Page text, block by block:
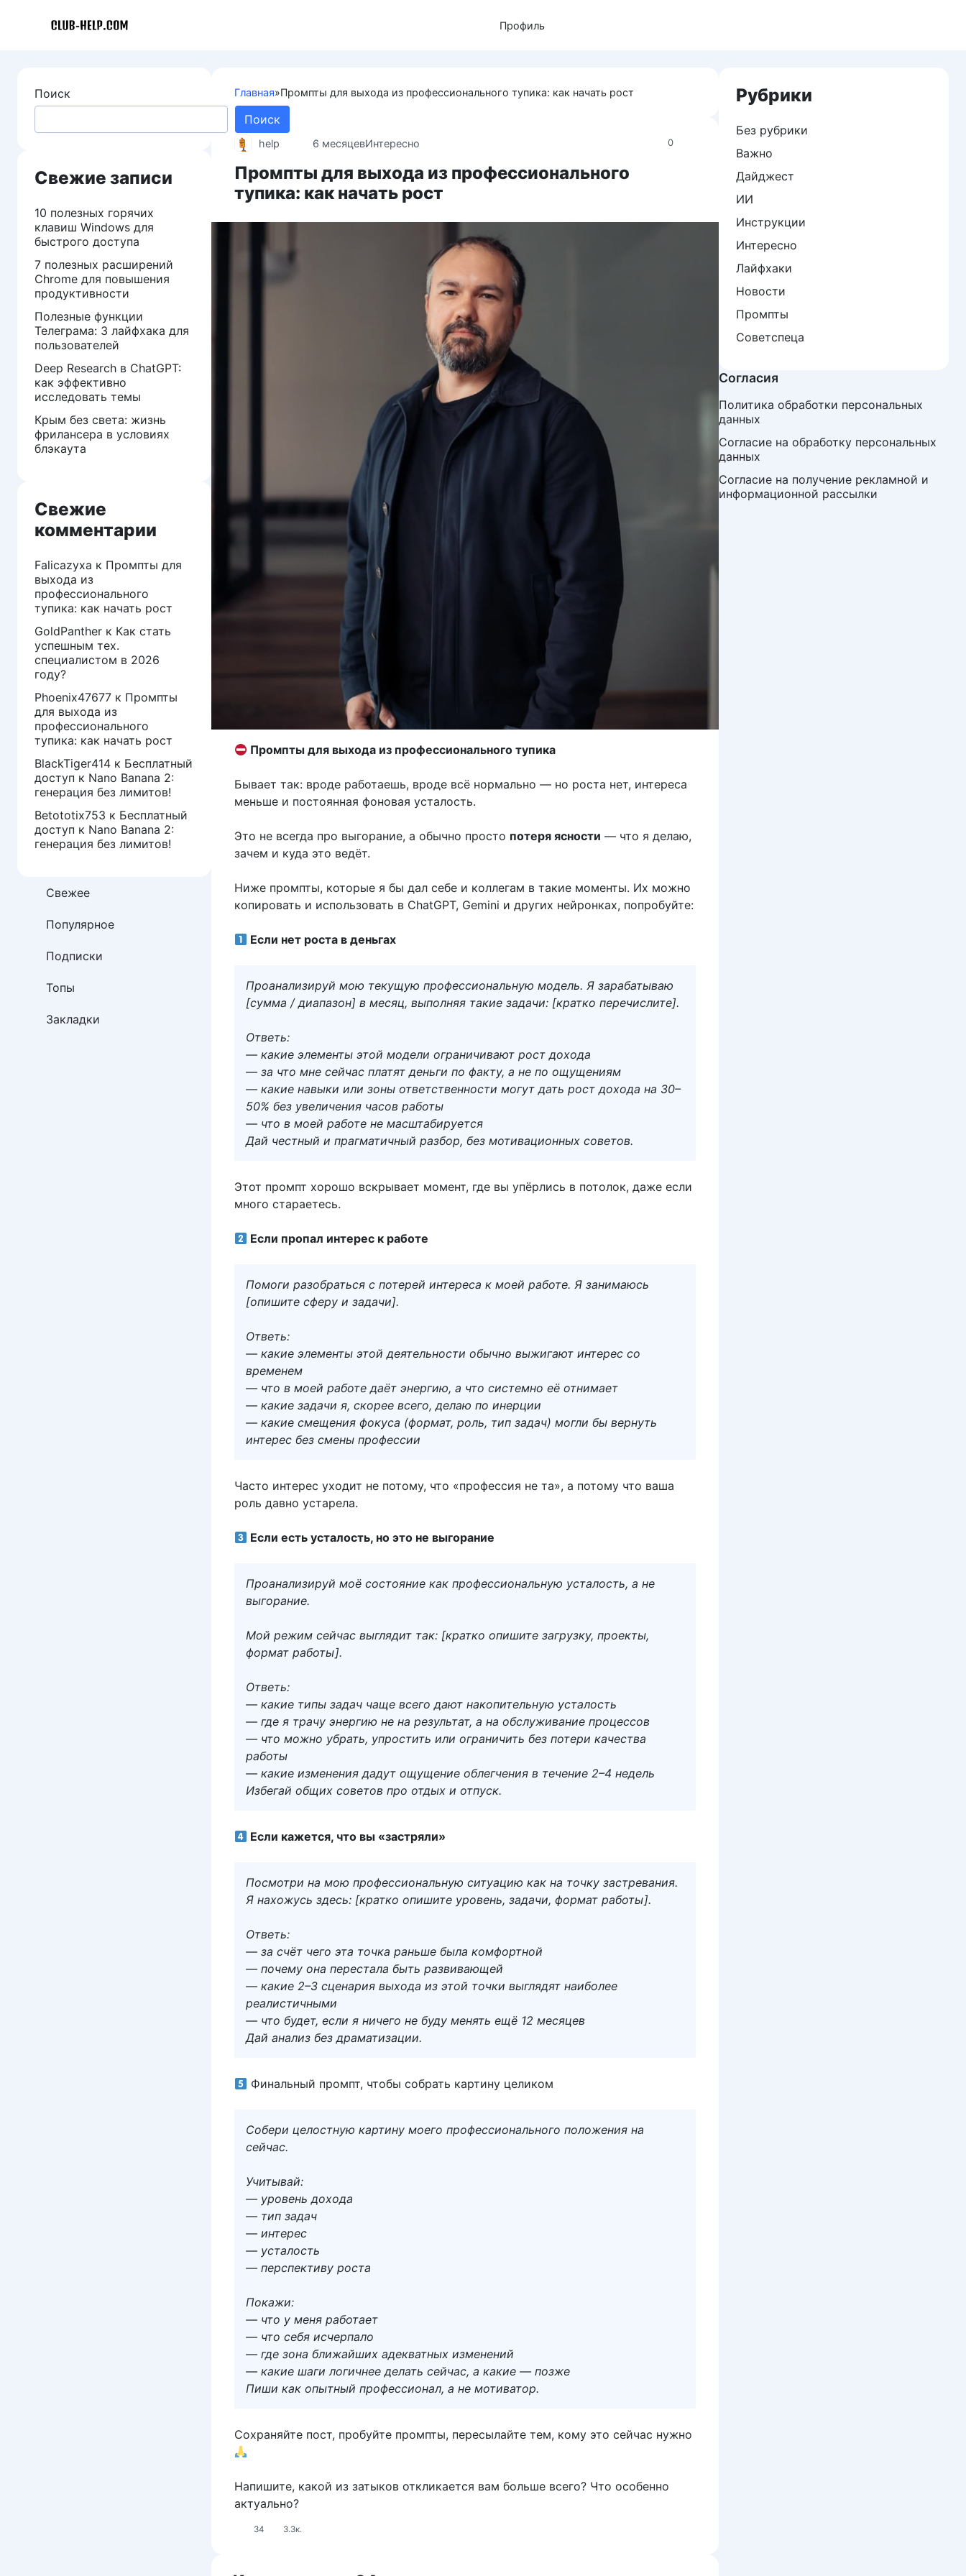
Профиль
Главная»Промпты для выхода из профессионального тупика: как начать рост
0
help 6 месяцевИнтересно
Промпты для выхода из профессионального
тупика: как начать рост
Промпты для выхода из профессионального тупика
Бывает так: вроде работаешь, вроде всё нормально — но роста нет, интереса
меньше и постоянная фоновая усталость.
Это не всегда про выгорание, а обычно просто потеря ясности — что я делаю,
зачем и куда это ведёт.
Ниже промпты, которые я бы дал себе и коллегам в такие моменты. Их можно
копировать и использовать в ChatGPT, Gemini и других нейронках, попробуйте:
Если нет роста в деньгах
Проанализируй мою текущую профессиональную модель. Я зарабатываю
[сумма / диапазон] в месяц, выполняя такие задачи: [кратко перечислите].
Ответь:
— какие элементы этой модели ограничивают рост дохода
— за что мне сейчас платят деньги по факту, а не по ощущениям
— какие навыки или зоны ответственности могут дать рост дохода на 30–
50% без увеличения часов работы
— что в моей работе не масштабируется
Дай честный и прагматичный разбор, без мотивационных советов.
Этот промпт хорошо вскрывает момент, где вы упёрлись в потолок, даже если
много стараетесь.
Если пропал интерес к работе
Помоги разобраться с потерей интереса к моей работе. Я занимаюсь
[опишите сферу и задачи].
Ответь:
— какие элементы этой деятельности обычно выжигают интерес со
временем
— что в моей работе даёт энергию, а что системно её отнимает
— какие задачи я, скорее всего, делаю по инерции
— какие смещения фокуса (формат, роль, тип задач) могли бы вернуть
интерес без смены профессии
Часто интерес уходит не потому, что «профессия не та», а потому что ваша
роль давно устарела.
Если есть усталость, но это не выгорание
Проанализируй моё состояние как профессиональную усталость, а не
выгорание.
Мой режим сейчас выглядит так: [кратко опишите загрузку, проекты,
формат работы].
Ответь:
— какие типы задач чаще всего дают накопительную усталость
— где я трачу энергию не на результат, а на обслуживание процессов
— что можно убрать, упростить или ограничить без потери качества
работы
— какие изменения дадут ощущение облегчения в течение 2–4 недель
Избегай общих советов про отдых и отпуск.
Если кажется, что вы «застряли»
Посмотри на мою профессиональную ситуацию как на точку застревания.
Я нахожусь здесь: [кратко опишите уровень, задачи, формат работы].
Ответь:
— за счёт чего эта точка раньше была комфортной
— почему она перестала быть развивающей
— какие 2–3 сценария выхода из этой точки выглядят наиболее
реалистичными
— что будет, если я ничего не буду менять ещё 12 месяцев
Дай анализ без драматизации.
Финальный промпт, чтобы собрать картину целиком
Собери целостную картину моего профессионального положения на
сейчас.
Учитывай:
— уровень дохода
— тип задач
— интерес
— усталость
— перспективу роста
Покажи:
— что у меня работает
— что себя исчерпало
— где зона ближайших адекватных изменений
— какие шаги логичнее делать сейчас, а какие — позже
Пиши как опытный профессионал, а не мотиватор.
Сохраняйте пост, пробуйте промпты, пересылайте тем, кому это сейчас нужно
Напишите, какой из затыков откликается вам больше всего? Что особенно
актуально?
34 3.3к.
Поиск
Поиск
Свежие записи
10 полезных горячих
клавиш Windows для
быстрого доступа
7 полезных расширений
Chrome для повышения
продуктивности
Полезные функции
Телеграма: 3 лайфхака для
пользователей
Deep Research в ChatGPT:
как эффективно
исследовать темы
Крым без света: жизнь
фрилансера в условиях
блэкаута
Свежие
комментарии
Falicazyxa к Промпты для
выхода из
профессионального
тупика: как начать рост
GoldPanther к Как стать
успешным тех.
специалистом в 2026
году?
Phoenix47677 к Промпты
для выхода из
профессионального
тупика: как начать рост
BlackTiger414 к Бесплатный
доступ к Nano Banana 2:
генерация без лимитов!
Betototix753 к Бесплатный
доступ к Nano Banana 2:
генерация без лимитов!
Свежее
Популярное
Подписки
Топы
Закладки
Рубрики
Без рубрики
Важно
Дайджест
ИИ
Инструкции
Интересно
Лайфхаки
Новости
Промпты
Советспеца
Согласия
Политика обработки персональных
данных
Согласие на обработку персональных
данных
Согласие на получение рекламной и
информационной рассылки